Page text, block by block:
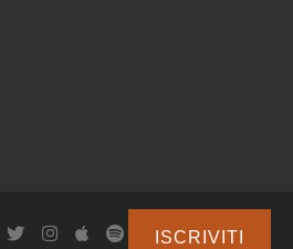
ISCRIVITI